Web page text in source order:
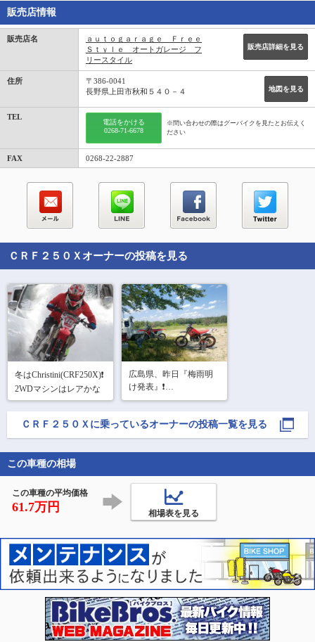
販売店情報
販売店名
ａｕｔｏｇａｒａｇｅ Ｆｒｅｅ
Ｓｔｙｌｅ オートガレージ フ
リースタイル
販売店詳細を見る
住所
地図を見る
〒386-0041
長野県上田市秋和５４０－４
TEL
電話をかける
0268-71-6678
※問い合わせの際はグーバイクを見たとお伝えく
ださい
FAX 0268-22-2887
ＣＲＦ２５０Ｘ オーナーの投稿を見る
冬はChristini(CRF250X)❗
2WDマシンはレアかな
広島県、昨日『梅雨明
け発表』❗
さぁ～晴天の中
テージャスランチで練
ＣＲＦ２５０Ｘ に乗っているオーナーの投稿一覧を見る
この車種の相場
この車種の平均価格
61.7万円 相場表を見る